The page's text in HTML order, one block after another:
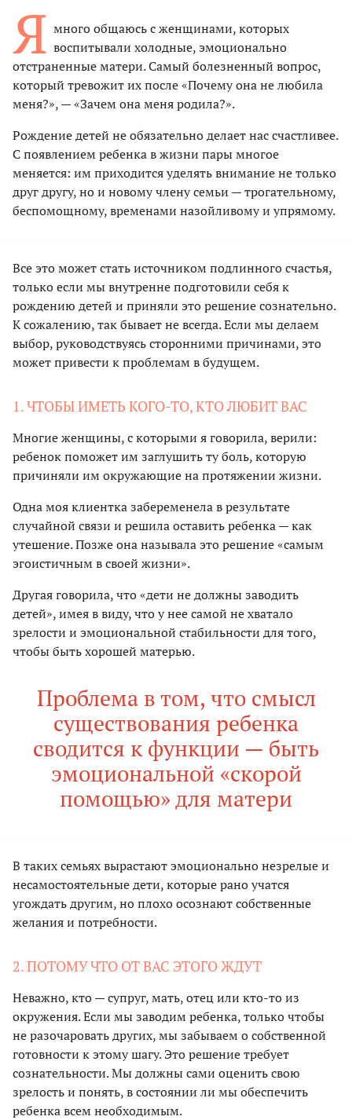
Я много общаюсь с женщинами, которых
воспитывали холодные, эмоционально
отстраненные матери. Самый болезненный вопрос,
который тревожит их после «Почему она не любила
меня?», — «Зачем она меня родила?».
Рождение детей не обязательно делает нас счастливее.
С появлением ребенка в жизни пары многое
меняется: им приходится уделять внимание не только
друг другу, но и новому члену семьи — трогательному,
беспомощному, временами назойливому и упрямому.
Все это может стать источником подлинного счастья,
только если мы внутренне подготовили себя к
рождению детей и приняли это решение сознательно.
К сожалению, так бывает не всегда. Если мы делаем
выбор, руководствуясь сторонними причинами, это
может привести к проблемам в будущем.
1. ЧТОБЫ ИМЕТЬ КОГО-ТО, КТО ЛЮБИТ ВАС
Многие женщины, с которыми я говорила, верили:
ребенок поможет им заглушить ту боль, которую
причиняли им окружающие на протяжении жизни.
Одна моя клиентка забеременела в результате
случайной связи и решила оставить ребенка — как
утешение. Позже она называла это решение «самым
эгоистичным в своей жизни».
Другая говорила, что «дети не должны заводить
детей», имея в виду, что у нее самой не хватало
зрелости и эмоциональной стабильности для того,
чтобы быть хорошей матерью.
Проблема в том, что смысл
существования ребенка
сводится к функции — быть
эмоциональной «скорой
помощью» для матери
В таких семьях вырастают эмоционально незрелые и
несамостоятельные дети, которые рано учатся
угождать другим, но плохо осознают собственные
желания и потребности.
2. ПОТОМУ ЧТО ОТ ВАС ЭТОГО ЖДУТ
Неважно, кто — супруг, мать, отец или кто-то из
окружения. Если мы заводим ребенка, только чтобы
не разочаровать других, мы забываем о собственной
готовности к этому шагу. Это решение требует
сознательности. Мы должны сами оценить свою
зрелость и понять, в состоянии ли мы обеспечить
ребенка всем необходимым.